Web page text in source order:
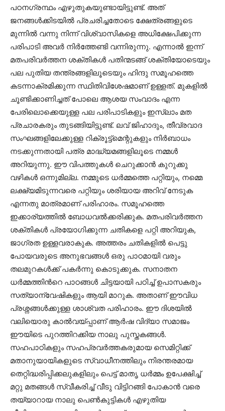
പഠനഗ്രന്ഥം എഴുതുകയുണ്ടായിട്ടുണ്ട്. അത്
ജനങ്ങള്‍ക്കിടയില്‍ പ്രചരിച്ചതോടെ ക്ഷേത്രങ്ങളുടെ
മുന്നില്‍ വന്നു നിന്ന് വിശ്വാസികളെ അധിക്ഷേപിക്കുന്ന
പരിപാടി അവര്‍ നിര്‍ത്തേണ്ടി വന്നിരുന്നു. എന്നാല്‍ ഇന്ന്
മതപരിവര്‍ത്തന ശക്തികള്‍ പതിന്മടങ്ങ്‌ ശക്തിയോടെയും
പല പുതിയ തന്ത്രങ്ങളിലൂടെയും ഹിന്ദു സമൂഹത്തെ
കടന്നാക്രമിക്കുന്ന സ്ഥിതിവിശേഷമാണ് ഉള്ളത്. മുകളില്‍
ചൂണ്ടിക്കാണിച്ചത് പോലെ ആശയ സംവാദം എന്ന
പേരിലൊക്കെയുള്ള പല പരിപാടികളും ഇസ്ലാം മത
പ്രചാരകരും തുടങ്ങിയിട്ടുണ്ട്. ലവ് ജിഹാദും, തീവ്രവാദ
സംഘങ്ങളിലേക്കുള്ള റിക്രൂട്ട്മെന്റുകളും നിര്‍ബാധം
നടക്കുന്നതായി പത്ര മാദ്ധ്യമങ്ങളിലൂടെ നമ്മള്‍
അറിയുന്നു. ഈ വിപത്തുകള്‍ ചെറുക്കാന്‍ കുറുക്കു
വഴികള്‍ ഒന്നുമില്ല. നമ്മുടെ ധര്‍മ്മത്തെ പറ്റിയും, നമ്മെ
ലക്ഷ്യമിടുന്നവരെ പറ്റിയും ശരിയായ അറിവ് നേടുക
എന്നതു മാത്രമാണ് പരിഹാരം. സമൂഹത്തെ
ഇക്കാര്യത്തില്‍ ബോധവല്‍ക്കരിക്കുക. മതപരിവര്‍ത്തന
ശക്തികള്‍ പ്രയോഗിക്കുന്ന ചതികളെ പറ്റി അറിയുക,
ജാഗ്രത ഉള്ളവരാകുക. അത്തരം ചതികളില്‍ പെട്ടു
പോയവരുടെ അനുഭവങ്ങള്‍ ഒരു പാഠമായി വരും
തലമുറകള്‍ക്ക് പകര്‍ന്നു കൊടുക്കുക. സനാതന
ധര്‍മ്മത്തിന്‍റെ പാഠങ്ങള്‍ ചിട്ടയായി പഠിച്ച് ഉപാസകരും
സത്യാന്വേഷികളും ആയി മാറുക. അതാണ്‌ ഈവിധ
പ്രശ്നങ്ങള്‍ക്കുള്ള ശാശ്വത പരിഹാരം. ഈ ദിശയില്‍
വലിയൊരു കാല്‍വയ്പ്പാണ് ആര്‍ഷ വിദ്യാ സമാജം
ഈയിടെ പുറത്തിറക്കിയ നാലു പുസ്തകങ്ങള്‍.
സഹപാഠികളും സഹപ്രവര്‍ത്തകരുമായ സെമിറ്റിക്ക്
മതാനുയായികളുടെ സ്വാധീനത്തിലും നിരന്തരമായ
തെറ്റിദ്ധരിപ്പിക്കലുകളിലും പെട്ട് മാതൃ ധര്‍മ്മം ഉപേക്ഷിച്ച്
മറ്റു മതങ്ങള്‍ സ്വീകരിച്ച് വീടു വിട്ടിറങ്ങി പോകാന്‍ വരെ
തയ്യാറായ നാലു പെണ്‍കുട്ടികള്‍ എഴുതിയ